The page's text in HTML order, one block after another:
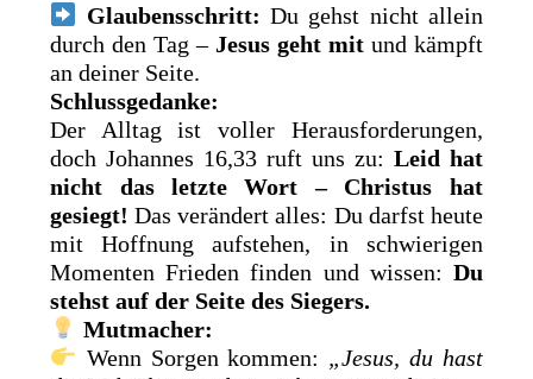
Glaubensschritt: Du gehst nicht allein
durch den Tag – Jesus geht mitund kämpft
an deiner Seite.
Schlussgedanke:
Der Alltag ist voller Herausforderungen,
doch Johannes 16,33 ruft uns zu: Leid hat
nicht das letzte Wort – Christus hat
gesiegt! Das verändert alles: Du darfst heute
mit Hoffnung aufstehen, in schwierigen
Momenten Frieden finden und wissen: Du
stehst auf der Seite des Siegers.
Mutmacher:
Wenn Sorgen kommen: „Jesus, du hast